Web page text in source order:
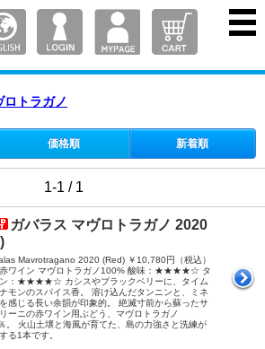
ロトラガノ
価格順 新着順
1-1 / 1
ガバラス マヴロトラガノ 2020
Mavrotragano 2020 (Red) ￥10,780円（税込）
ワイン マヴロトラガノ100% 酸味：★★★★☆ タ
ン：★★★★☆ カシスやブラックベリーに、タイム
モンのスパイス香。 溶け込んだタンニンと、ミネ
感じる長い余韻が印象的。 絶滅寸前から蘇ったサ
ーニの赤ワイン用ぶどう、マヴロトラガノ
。 火山土壌と海風が育てた、島の力強さと洗練が
る1本です。